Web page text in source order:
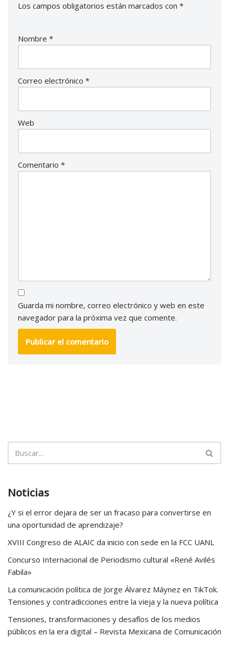
Los campos obligatorios están marcados con *
Nombre *
Correo electrónico *
Web
Comentario *
Guarda mi nombre, correo electrónico y web en este
navegador para la próxima vez que comente.
Noticias
¿Y si el error dejara de ser un fracaso para convertirse en
una oportunidad de aprendizaje?
XVIII Congreso de ALAIC da inicio con sede en la FCC UANL
Concurso Internacional de Periodismo cultural «René Avilés
Fabila»
La comunicación política de Jorge Álvarez Máynez en TikTok.
Tensiones y contradicciones entre la vieja y la nueva política
Tensiones, transformaciones y desafíos de los medios
públicos en la era digital – Revista Mexicana de Comunicación